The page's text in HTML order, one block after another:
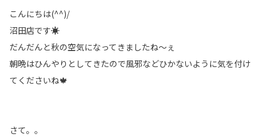
こんにちは(^^)/
沼田店です☀
だんだんと秋の空気になってきましたね～ぇ
朝晩はひんやりとしてきたので風邪などひかないように気を付け
てくださいね🍁
さて。。